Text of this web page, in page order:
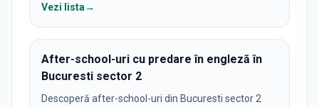
Vezi lista→
After-school-uri cu predare în engleză în
Bucuresti sector 2
Descoperă after-school-uri din Bucuresti sector 2